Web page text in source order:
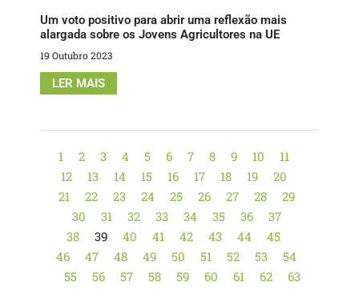
Um voto positivo para abrir uma reflexão mais
alargada sobre os Jovens Agricultores na UE
19 Outubro 2023
LER MAIS
1 2 3 4 5 6 7 8 9 10
11
12
13 14 15 16 17 18 19
20
21
22 23 24 25 26 27 28
29
30
31 32 33 34 35 36
37
38
39 40 41 42 43 44
45
46
47 48 49 50 51 52 53
54
55
56 57 58 59 60 61 62 63